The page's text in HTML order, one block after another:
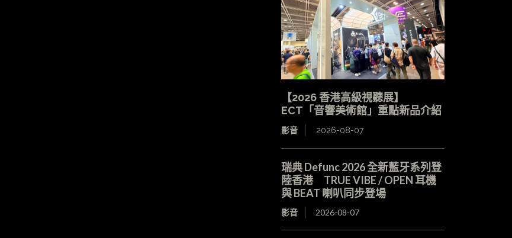
【2026 香港高級視聽展】
ECT「音響美術館」重點新品介紹
影音 2026-08-07
瑞典 Defunc 2026 全新藍牙系列登
陸香港 TRUE VIBE / OPEN 耳機
與 BEAT 喇叭同步登場
影音 2026-08-07